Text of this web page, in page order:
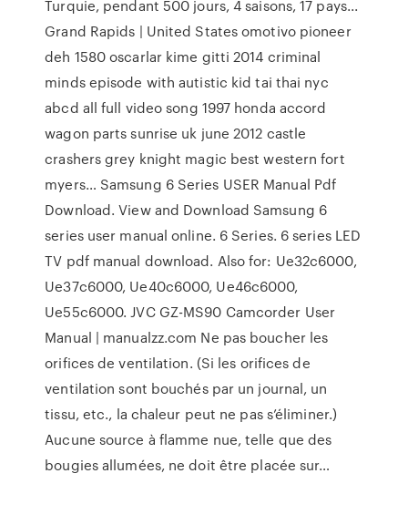
Turquie, pendant 500 jours, 4 saisons, 17 pays...
Grand Rapids | United Statesomotivo pioneer
deh 1580 oscarlar kime gitti 2014 criminal
minds episode with autistic kid tai thai nyc
abcd all full video song 1997 honda accord
wagon parts sunrise uk june 2012 castle
crashers grey knight magic best western fort
myers… Samsung 6 Series USER Manual Pdf
Download. View and Download Samsung 6
series user manual online. 6 Series. 6 series LED
TV pdf manual download. Also for: Ue32c6000,
Ue37c6000, Ue40c6000, Ue46c6000,
Ue55c6000.JVC GZ-MS90 Camcorder User
Manual | manualzz.com Ne pas boucher les
orifices de ventilation. (Si les orifices de
ventilation sont bouchés par un journal, un
tissu, etc., la chaleur peut ne pas s’éliminer.)
Aucune source à flamme nue, telle que des
bougies allumées, ne doit être placée sur…